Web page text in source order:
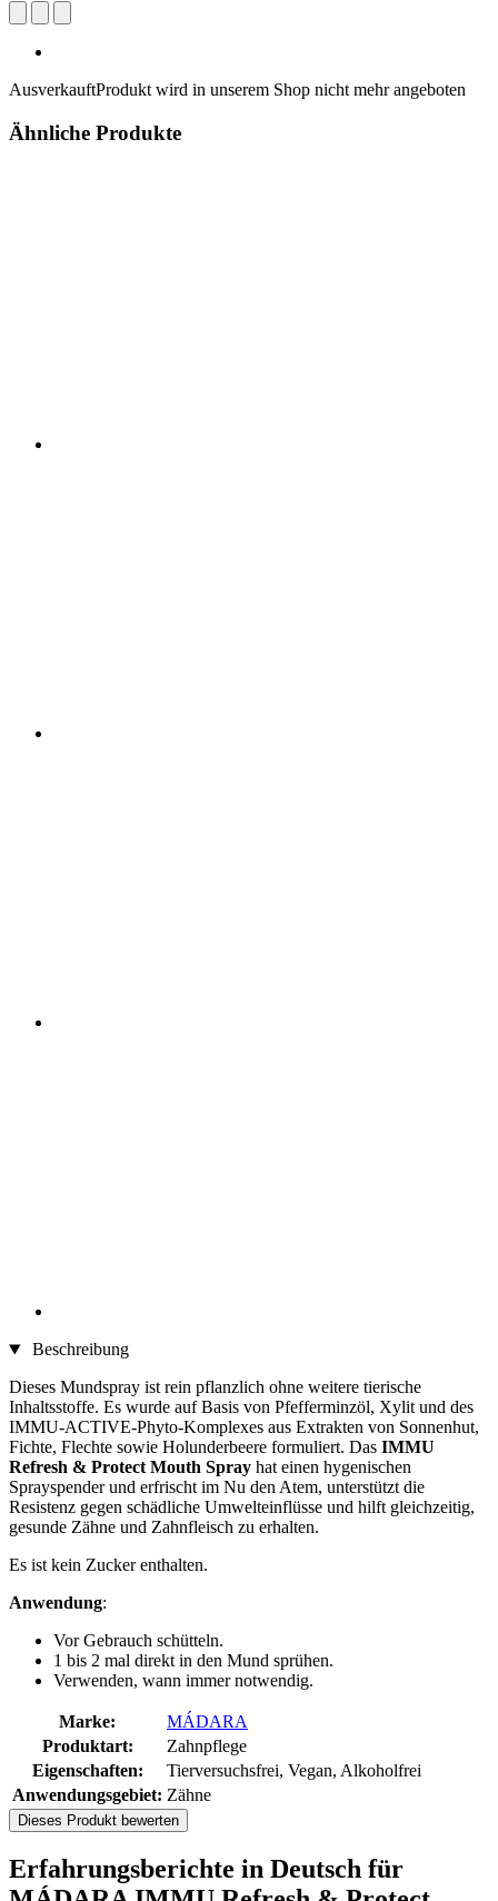
AusverkauftProdukt wird in unserem Shop nicht mehr angeboten
Ähnliche Produkte
Beschreibung
Dieses Mundspray ist rein pflanzlich ohne weitere tierische
Inhaltsstoffe. Es wurde auf Basis von Pfefferminzöl, Xylit und des
IMMU-ACTIVE-Phyto-Komplexes aus Extrakten von Sonnenhut,
Fichte, Flechte sowie Holunderbeere formuliert. Das IMMU
Refresh & Protect Mouth Spray hat einen hygenischen
Sprayspender und erfrischt im Nu den Atem, unterstützt die
Resistenz gegen schädliche Umwelteinflüsse und hilft gleichzeitig,
gesunde Zähne und Zahnfleisch zu erhalten.
Es ist kein Zucker enthalten.
Anwendung:
Vor Gebrauch schütteln.
1 bis 2 mal direkt in den Mund sprühen.
Verwenden, wann immer notwendig.
Marke:
MÁDARA
Produktart:
Zahnpflege
Eigenschaften:
Tierversuchsfrei, Vegan, Alkoholfrei
Anwendungsgebiet: Zähne
Dieses Produkt bewerten
Erfahrungsberichte in Deutsch für